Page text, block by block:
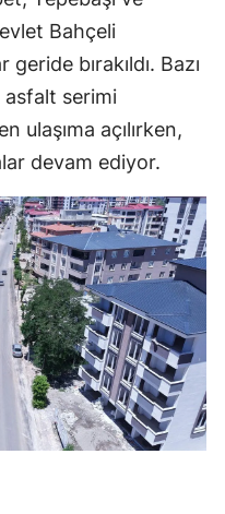
Bahçeli
bırakıldı. Bazı
asfalt serimi
ulaşıma açılırken,
devam ediyor.